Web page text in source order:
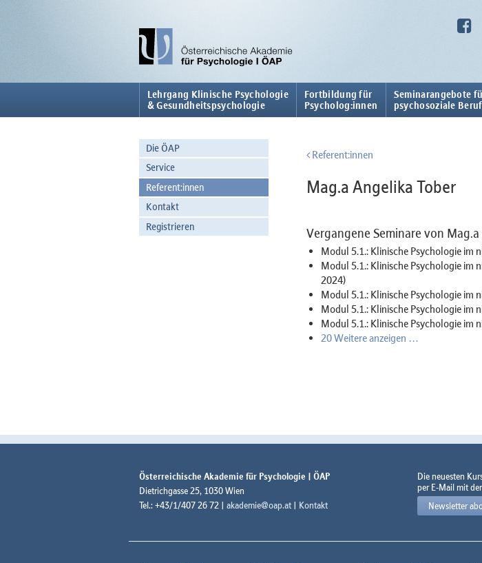
Lehrgang Klinische Psychologie
& Gesundheitspsychologie
Fortbildung für
Psycholog:innen
Seminarangebote
psychosoziale
Die ÖAP
Service
Referent:innen
Kontakt
Registrieren
Referent:innen
Mag.a Angelika Tober
Vergangene Seminare von
Modul 5.1.: Klinische Psychologie im
Modul 5.1.: Klinische Psychologie im
2024)
Modul 5.1.: Klinische Psychologie im
Modul 5.1.: Klinische Psychologie im
Modul 5.1.: Klinische Psychologie im
20 Weitere anzeigen …
Österreichische Akademie für Psychologie | ÖAP
Dietrichgasse 25, 1030 Wien
Tel.: +43/1/407 26 72 | akademie@oap.at | Kontakt
Die neuesten
per E-Mail mit
Newsletter